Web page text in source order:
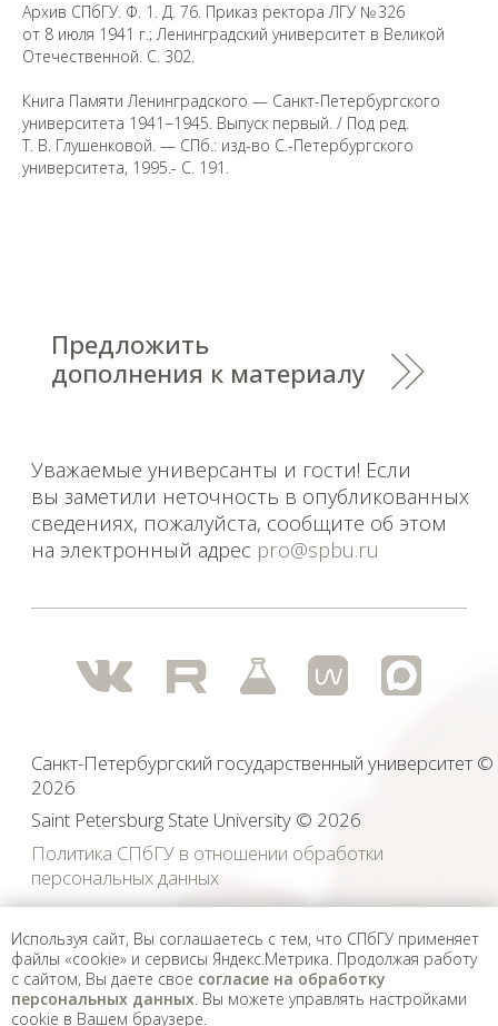
Архив СПбГУ. Ф. 1. Д. 76. Приказ ректора ЛГУ № 326
от 8 июля 1941 г.; Ленинградский университет в Великой
Отечественной. С. 302.
Книга Памяти Ленинградского — Санкт-Петербургского
университета 1941−1945. Выпуск первый. / Под ред.
Т. В. Глушенковой. — СПб.: изд-во С.-Петербургского
университета, 1995.- С. 191.
Saint Petersburg State University © 2026
Санкт-Петербургский государственный университет©
2026
Используя сайт, Вы соглашаетесь с тем, что СПбГУ применяет
файлы «cookie» и сервисы Яндекс.Метрика. Продолжая работу
с сайтом, Вы даете свое согласие на обработку
персональных данных . Вы можете управлять настройками
cookie в Вашем браузере.